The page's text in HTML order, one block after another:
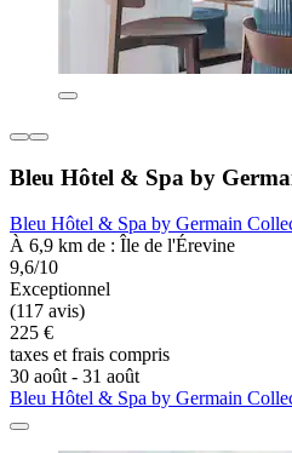
Bleu Hôtel & Spa by
Bleu Hôtel & Spa by Germain
À 6,9 km de : Île de l'Érevine
9,6/10
Exceptionnel
(117 avis)
225 €
taxes et frais compris
30 août - 31 août
Bleu Hôtel & Spa by Germain